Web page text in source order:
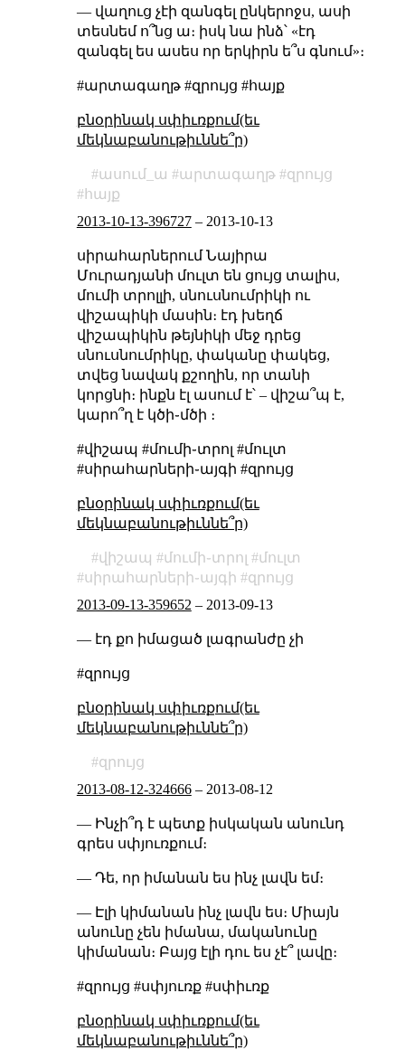
— վաղուց չէի զանգել ընկերոջս, ասի
տեսնեմ ո՞նց ա։ իսկ նա ինձ՝ «էդ
զանգել ես ասես որ երկիրն ե՞ս գնում»։
#արտագաղթ #զրույց #հայք
բնօրինակ սփիւռքում(եւ
մեկնաբանութիւննե՞ր)
ասում_ա արտագաղթ
զրույց
հայք
2013-10-13-396727– 2013-10-13
սիրահարներում Նայիրա
Մուրադյանի մուլտ են ցույց տալիս,
մումի տրոլլի, սնուսնումրիկի ու
վիշապիկի մասին։ էդ խեղճ
վիշապիկին թեյնիկի մեջ դրեց
սնուսնումրիկը, փականը փակեց,
տվեց նավակ քշողին, որ տանի
կորցնի։ ինքն էլ ասում է՝ – վիշա՞պ է,
կարո՞ղ է կծի֊մծի ։
#վիշապ #մումի֊տրոլ #մուլտ
#սիրահարների֊այգի #զրույց
բնօրինակ սփիւռքում(եւ
մեկնաբանութիւննե՞ր)
վիշապ մումի֊տրոլ
մուլտ
սիրահարների֊այգի
զրույց
2013-09-13-359652 – 2013-09-13
— էդ քո իմացած լագրանժը չի
#զրույց
բնօրինակ սփիւռքում(եւ
մեկնաբանութիւննե՞ր)
զրույց
2013-08-12-324666– 2013-08-12
— Ինչի՞դ է պետք իսկական անունդ
գրես սփյուռքում։
— Դե, որ իմանան ես ինչ լավն եմ։
— Էլի կիմանան ինչ լավն ես։ Միայն
անունը չեն իմանա, մականունը
կիմանան։ Բայց էլի դու ես չէ՞ լավը։
#զրույց #սփյուռք #սփիւռք
բնօրինակ սփիւռքում(եւ
մեկնաբանութիւննե՞ր)